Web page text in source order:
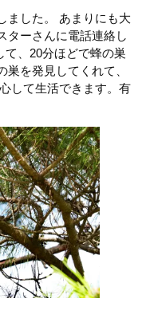
ました。 あまりにも大
ターさんに電話連絡し
て、20分ほどで蜂の巣
を発見してくれて、
して生活できます。有